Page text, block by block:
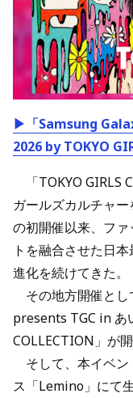
▶「Samsung
2026 by TOKYO
「TOKYO GIRLS
ガールズカルチャ
の初開催以来、フ
トを融合させた日
進化を続けてきた。
その地方開催とし
presents TGC in あ
COLLECTION」が開
そして、本イベン
ス「Lemino」にて